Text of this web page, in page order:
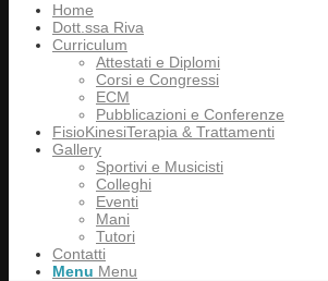
Home
Dott.ssa Riva
Curriculum
Attestati e Diplomi
Corsi e Congressi
ECM
Pubblicazioni e Conferenze
FisioKinesiTerapia & Trattamenti
Gallery
Sportivi e Musicisti
Colleghi
Eventi
Mani
Tutori
Contatti
Menu Menu